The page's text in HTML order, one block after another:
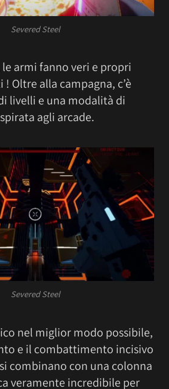
Severed Steel
le armi fanno veri e propri
Oltre alla campagna, c’è
livelli e una modalità di
agli arcade.
Severed Steel
nel miglior modo possibile,
e il combattimento incisivo
combinano con una colonna
veramente incredibile per